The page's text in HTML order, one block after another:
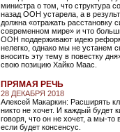
министра о том, что структура
назад ООН устарела, а в
должна «отражать расстановку
современном мире» и что
ООН поддерживают идею
нелегко, однако мы не устанем
вносить эту тему в повестку
свою позицию Хайко Маас.
ПРЯМАЯ РЕЧЬ
28 ДЕКАБРЯ 2018
Алексей Макаркин: Расширять
никто не хочет. И каждый будет
говоря, что он не хочет, а мы-то
если будет консенсус.